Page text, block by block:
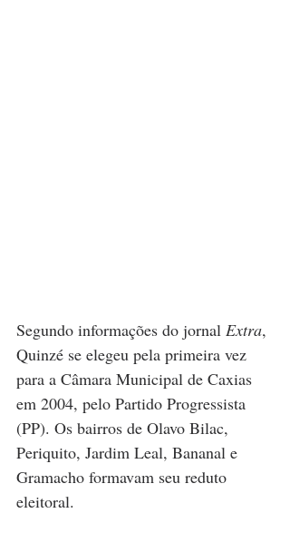
Segundo informações do jornal Extra,
Quinzé se elegeu pela primeira vez
para a Câmara Municipal de Caxias
em 2004, pelo Partido Progressista
(PP). Os bairros de Olavo Bilac,
Periquito, Jardim Leal, Bananal e
Gramacho formavam seu reduto
eleitoral.